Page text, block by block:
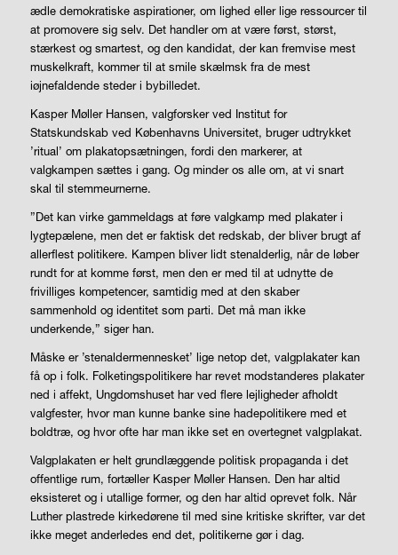
ædle demokratiske aspirationer, om lighed eller lige ressourcer til
at promovere sig selv. Det handler om at være først, størst,
stærkest og smartest, og den kandidat, der kan fremvise mest
muskelkraft, kommer til at smile skælmsk fra de mest
iøjnefaldende steder i bybilledet.
Kasper Møller Hansen, valgforsker ved Institut for
Statskundskab ved Københavns Universitet, bruger udtrykket
’ritual’ om plakatopsætningen, fordi den markerer, at
valgkampen sættes i gang. Og minder os alle om, at vi snart
skal til stemmeurnerne.
”Det kan virke gammeldags at føre valgkamp med plakater i
lygtepælene, men det er faktisk det redskab, der bliver brugt af
allerflest politikere. Kampen bliver lidt stenalderlig, når de løber
rundt for at komme først, men den er med til at udnytte de
frivilliges kompetencer, samtidig med at den skaber
sammenhold og identitet som parti. Det må man ikke
underkende,” siger han.
Måske er ’stenaldermennesket’ lige netop det, valgplakater kan
få op i folk. Folketingspolitikere har revet modstanderes plakater
ned i affekt, Ungdomshuset har ved flere lejligheder afholdt
valgfester, hvor man kunne banke sine hadepolitikere med et
boldtræ, og hvor ofte har man ikke set en overtegnet valgplakat.
Valgplakaten er helt grundlæggende politisk propaganda i det
offentlige rum, fortæller Kasper Møller Hansen. Den har altid
eksisteret og i utallige former, og den har altid oprevet folk. Når
Luther plastrede kirkedørene til med sine kritiske skrifter, var det
ikke meget anderledes end det, politikerne gør i dag.